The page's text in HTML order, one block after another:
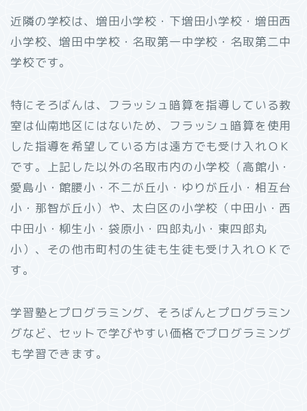
近隣の学校は、増田小学校・下増田小学校・増田西
小学校、増田中学校・名取第一中学校・名取第二中
学校です。
特にそろばんは、フラッシュ暗算を指導している教
室は仙南地区にはないため、フラッシュ暗算を使用
した指導を希望している方は遠方でも受け入れＯＫ
です。上記した以外の名取市内の小学校（高館小・
愛島小・館腰小・不二が丘小・ゆりが丘小・相互台
小・那智が丘小）や、太白区の小学校（中田小・西
中田小・柳生小・袋原小・四郎丸小・東四郎丸
小）、その他市町村の生徒も生徒も受け入れＯＫで
す。
学習塾とプログラミング、そろばんとプログラミン
グなど、セットで学びやすい価格でプログラミング
も学習できます。